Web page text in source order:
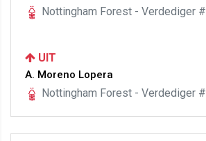
Nottingham Forest - Verdediger #
UIT
A. Moreno Lopera
Nottingham Forest - Verdediger #